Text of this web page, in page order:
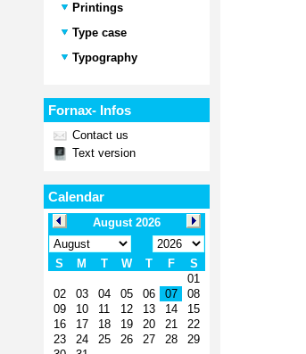
Printings
Type case
Typography
Fornax- Infos
Contact us
Text version
Calendar